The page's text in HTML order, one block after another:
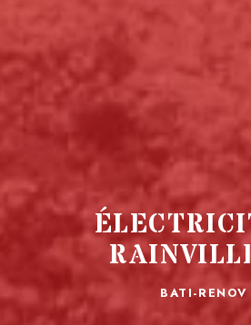
BATI-RENOV